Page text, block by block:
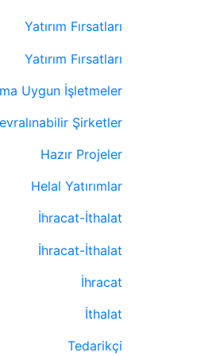
Yatırım Fırsatları
Yatırım Fırsatları
Uygun İşletmeler
Şirketler
Hazır Projeler
Helal Yatırımlar
İhracat-İthalat
İhracat-İthalat
İhracat
İthalat
Tedarikçi